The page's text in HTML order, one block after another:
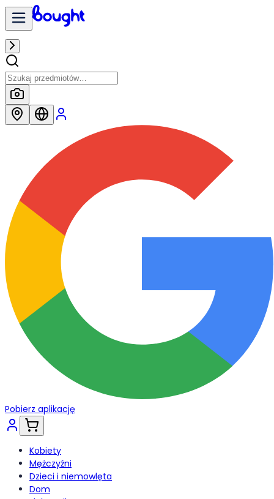
Pobierz aplikację
Kobiety
Mężczyźni
Dzieci i niemowlęta
Dom